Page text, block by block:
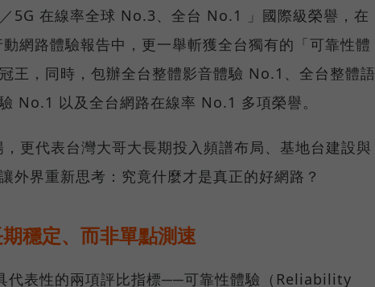
5G 在線率全球 No.3、全台 No.1 」國際級榮譽，在
網路體驗報告中，更一舉斬獲全台獨有的「可靠性體
王，同時，包辦全台整體影音體驗 No.1、全台整體語
No.1 以及全台網路在線率 No.1 多項榮譽。
更代表台灣大哥大長期投入頻譜布局、基地台建設與
外界重新思考：究竟什麼才是真正的好網路？
穩定、而非單點測速
代表性的兩項評比指標──可靠性體驗（Reliability